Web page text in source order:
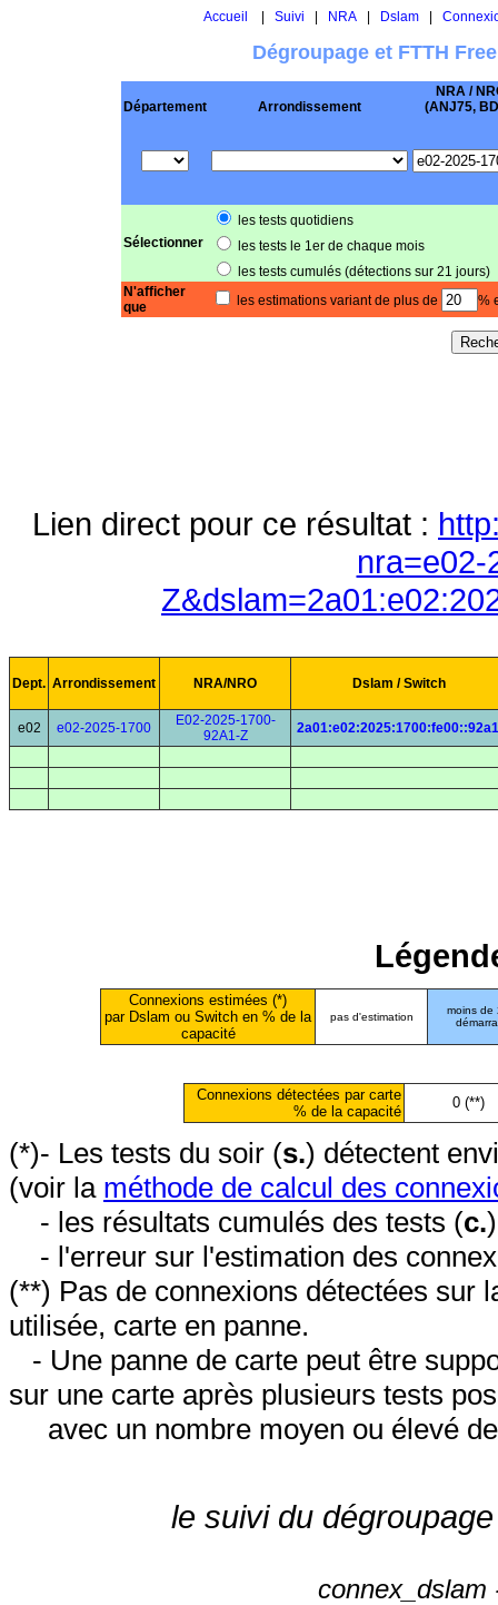
Accueil Suivi NRA| Dslam|
Dégroupage et FTTH
Département Arrondissement
NRA /
(ANJ75,
Sélectionner
les tests quotidiens
les tests le 1er de chaque mois
les tests cumulés (détections sur 21 jours)
N'afficher
que
les estimations variant de plus de %
Lien direct pour ce résultat :
nra=e02-
Dept. Arrondissement NRA/NRO Dslam / Switch
e02 e02-2025-1700
E02-2025-1700-
92A1-Z
2a01:e02:2025:1700:fe00::92a1
Connexions estimées (*)
par Dslam ou Switch en % de la
capacité
pas d'estimation
moins de
Connexions détectées par carte
% de la capacité
0 (**)
(*)- Les tests du soir (s.) détectent
(voir la méthode de calcul des
- les résultats cumulés des tests (c.
- l'erreur sur l'estimation des
(**) Pas de connexions détectées sur
utilisée, carte en panne.
- Une panne de carte peut être
sur une carte après plusieurs tests
avec un nombre moyen ou élevé
le suivi du
connex_dslam